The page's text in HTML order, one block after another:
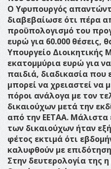
Ο Υφυπουργός
διαβεβαίωσε ότι πέρα
προϋπολογισμό του
ευρώ για 60.000 θέσεις,
Υπουργείο Διοικητικής
εκατομμύρια ευρώ για
παιδιά, διαδικασία που
μπορεί να χρειαστεί να
πόροι ανάλογα με τον
δικαιούχων μετά την
από την ΕΕΤΑΑ. Μάλιστα
των δικαιούχων ήταν
φέτος εκτιμά ότι
καλυφθούν με
Στην δευτερολογία της